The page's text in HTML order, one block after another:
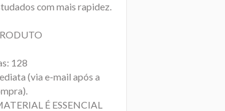
com mais rapidez.
128
(via e-mail após a
É ESSENCIAL